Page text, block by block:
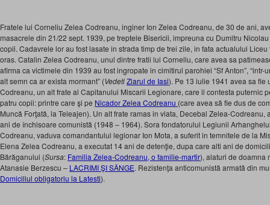
Fratele lui Corneliu Zelea Codreanu, inginer Ion Zelea Codreanu, de 30 de ani,
masacrele din 21/22 sept. 1939, pe treptele Bisericii, impreuna cu Dumitru
copii. Cadavrele lor au fost lasate in strada timp de trei zile, in fata actualului Liceu
oras. Catalin Zelea Codreanu, unul dintre fratii lui Corneliu, care avea sa
afirma ca victimele din 1939 au fost ingropate in cimitirul parohiei “Sf Anton”,
alt semn ca ar exista mormant” (VedetiZiarul de Iasi). Pe 13 iulie 1941 avea sa fie
Codreanu, un alt frate al Capitanului Miscarii Legionare, care il contesta puternic
patru copii: printre care şi pe Nicador Zelea Codreanu (care avea să fie dus de
Muncă Forţată, la Teleajen). Un alt frate ramas in viata, Decebal Zelea-Codreanu,
ani de închisoare comunistă (1948 – 1964). Sora fondatorului Legiunii
Codreanu, vaduva comandantului legionar Ion Mota, a suferit in temnitele de la
Elena Zelea Codreanu, a executat 14 ani de detenţie, dupa care alti ani de
Bărăganului (Sursa: Familia Zelea-Codreanu, o familie-martir), alaturi de doamna
Atanasie Berzescu – LACRIMI ŞI SÂNGE. Rezistenţa anticomunistă armată din
Domiciliul obligatoriu la Latesti).